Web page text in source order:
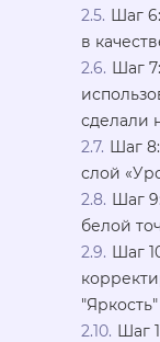
Шаг
в
Шаг
сделали
Шаг
слой
Шаг
белой
Шаг
"Яркость"
Шаг